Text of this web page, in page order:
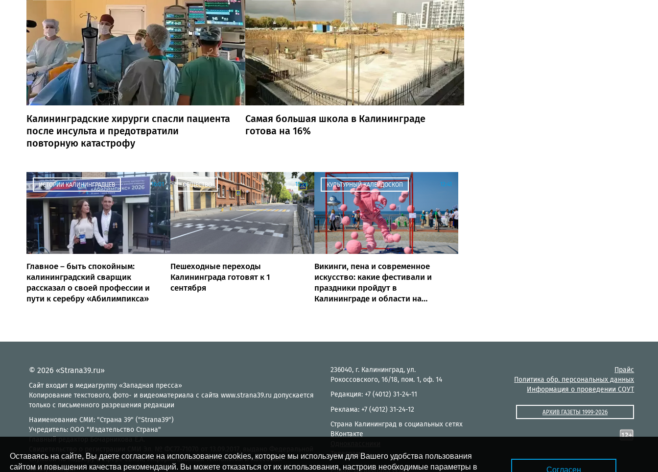
Калининградские хирурги спасли пациента
после инсульта и предотвратили
повторную катастрофу
Самая большая школа в Калининграде
готова на 16%
ИСТОРИИ КАЛИНИНГРАДЦЕВ 16:01
Главное – быть спокойным:
калининградский сварщик
рассказал о своей профессии и
пути к серебру «Абилимпикса»
ОБЩЕСТВО 15:26
Пешеходные переходы
Калининграда готовят к 1
сентября
КУЛЬТУРНЫЙ КАЛЕЙДОСКОП 12:41
Викинги, пена и современное
искусство: какие фестивали и
праздники пройдут в
Калининграде и области на
© 2026 «Strana39.ru»
Сайт входит в медиагруппу «Западная пресса»
Копирование текстового, фото- и видеоматериала с сайта www.strana39.ru допускается
только с письменного разрешения редакции
Наименование СМИ: "Страна 39" ("Strana39")
Учредитель: ООО "Издательство Страна"
Главный редактор Бочарникова Е.А.
службой по надзору в сфере связи, информационных технологий и массовых
коммуникаций
236040, г. Калининград, ул.
Рокоссовского, 16/18, пом. 1, оф. 14
Редакция: +7 (4012) 31-24-11
Реклама: +7 (4012) 31-24-12
Страна Калининград в социальных сетях
ВКонтакте
Телеграм
Оставаясь на сайте, Вы даете согласие на использование cookies, которые мы используем для Вашего удобства пользования
сайтом и повышения качества рекомендаций. Вы можете отказаться от их использования, настроив необходимые параметры в
Согласен
Прайс
Политика обр. персональных данных
Информация о проведении СОУТ
АРХИВ ГАЗЕТЫ 1999-2026